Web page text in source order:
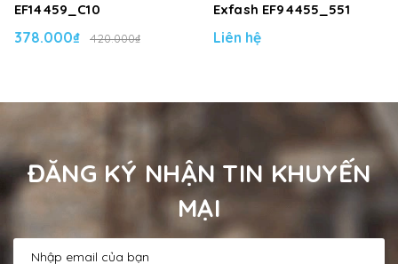
EF14459_C10
378.000₫ 420.000₫
Exfash EF94455_551
Liên hệ
ĐĂNG KÝ NHẬN TIN KHUYẾN
MẠI